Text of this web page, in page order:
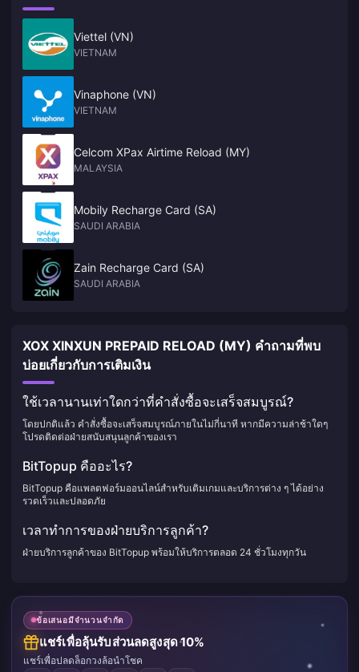
Viettel (VN)
VIETNAM
Vinaphone (VN)
VIETNAM
Celcom XPax Airtime Reload (MY)
MALAYSIA
Mobily Recharge Card (SA)
SAUDI ARABIA
Zain Recharge Card (SA)
SAUDI ARABIA
XOX XINXUN PREPAID RELOAD (MY) คำถามที่พบ
บ่อยเกี่ยวกับการเติมเงิน
ใช้เวลานานเท่าใดกว่าที่คำสั่งซื้อจะเสร็จสมบูรณ์?
โดยปกติแล้ว คำสั่งซื้อจะเสร็จสมบูรณ์ภายในไม่กี่นาที หากมีความล่าช้าใดๆ
โปรดติดต่อฝ่ายสนับสนุนลูกค้าของเรา
BitTopup คืออะไร?
BitTopup คือแพลตฟอร์มออนไลน์สำหรับเติมเกมและบริการต่าง ๆ ได้อย่าง
รวดเร็วและปลอดภัย
เวลาทำการของฝ่ายบริการลูกค้า?
ฝ่ายบริการลูกค้าของ BitTopup พร้อมให้บริการตลอด 24 ชั่วโมงทุกวัน
ข้อเสนอมีจำนวนจำกัด
แชร์เพื่อลุ้นรับส่วนลดสูงสุด 10%
แชร์เพื่อปลดล็อกวงล้อนำโชค